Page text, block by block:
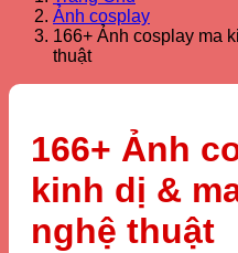
Ảnh cosplay
166+ Ảnh cosplay ma
thuật
166+ Ảnh
kinh dị &
nghệ thuật